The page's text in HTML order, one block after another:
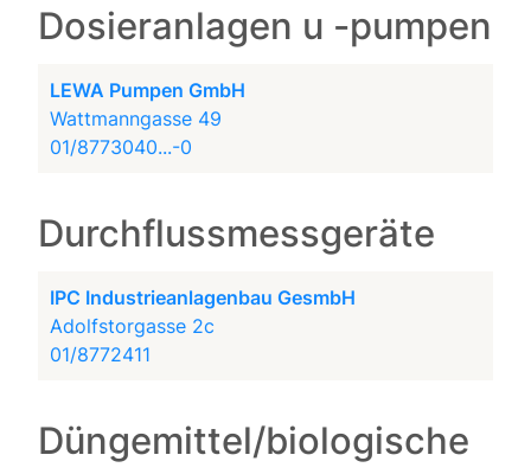
Dosieranlagen u -pumpen
LEWA Pumpen GmbH
Wattmanngasse 49
01/8773040...-0
Durchflussmessgeräte
IPC Industrieanlagenbau GesmbH
Adolfstorgasse 2c
01/8772411
Düngemittel/biologische